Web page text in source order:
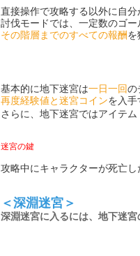
直接操作で攻略する以外に自
討伐モードでは、一定数のゴー
その階層までのすべての報酬を
基本的に地下迷宮は一日一回の
再度経験値と迷宮コインを入手
さらに、地下迷宮ではアイテム
迷宮の鍵
攻略中にキャラクターが死亡し
＜深淵迷宮＞
深淵迷宮に入るには、地下迷宮